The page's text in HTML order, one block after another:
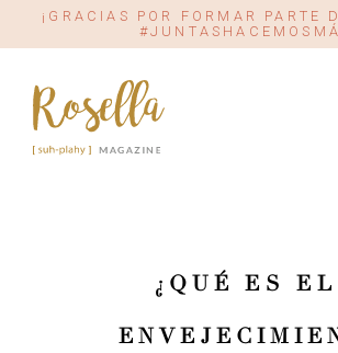
¡GRACIAS POR FORMAR PARTE
¿QUÉ ES EL